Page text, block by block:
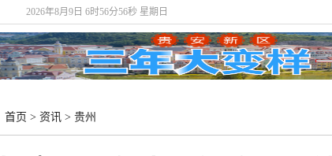
2026年8月9日 6时56分57秒 星期日
首页 > 资讯 > 贵州